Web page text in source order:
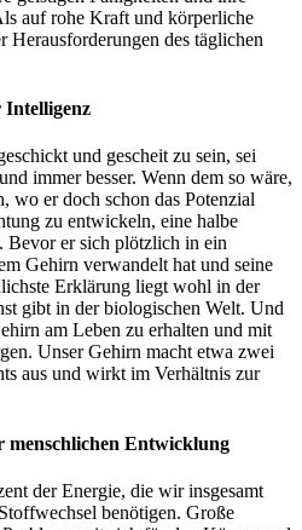
auf rohe Kraft und körperliche
Herausforderungen des täglichen
Intelligenz
und gescheit zu sein, sei
immer besser. Wenn dem so wäre,
wo er doch schon das Potenzial
zu entwickeln, eine halbe
Bevor er sich plötzlich in ein
Gehirn verwandelt hat und seine
Erklärung liegt wohl in der
gibt in der biologischen Welt. Und
am Leben zu erhalten und mit
Unser Gehirn macht etwa zwei
aus und wirkt im Verhältnis zur
menschlichen Entwicklung
der Energie, die wir insgesamt
benötigen. Große